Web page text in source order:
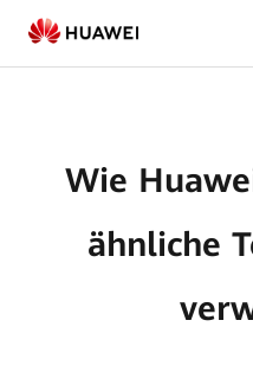
Verwendung
von
FusionSolar
Deutschland
Wie
ähnliche